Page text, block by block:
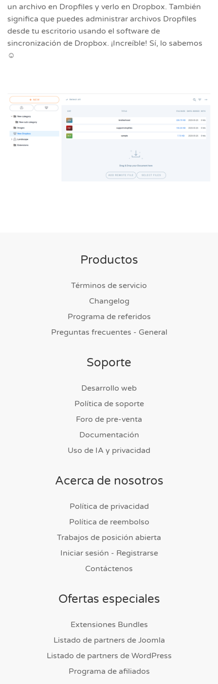
un archivo en Dropfiles y verlo en Dropbox. También
significa que puedes administrar archivos Dropfiles
desde tu escritorio usando el software de
sincronización de Dropbox. ¡Increíble! Sí, lo sabemos
☺
Productos
Términos de servicio
Changelog
Programa de referidos
Preguntas frecuentes - General
Soporte
Desarrollo web
Política de soporte
Foro de pre-venta
Documentación
Uso de IA y privacidad
Acerca de nosotros
Política de privacidad
Política de reembolso
Trabajos de posición abierta
Iniciar sesión - Registrarse
Contáctenos
Ofertas especiales
Extensiones Bundles
Listado de partners de Joomla
Listado de partners de WordPress
Programa de afiliados